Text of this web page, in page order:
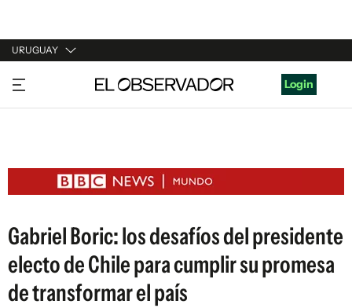
URUGUAY
URUGUAY
ARGENTINA
ESTADOS UNIDOS
Login
Gabriel Boric: los desafíos del presidente
electo de Chile para cumplir su promesa
de transformar el país